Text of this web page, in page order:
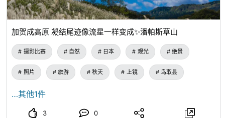
加贺成高原 凝结尾迹像流星一样变成✨潘帕斯草山
摄影比赛 自然 日本 观光 绝景
照片 旅游 秋天 上镜 鸟取县
…其他1件
3 0